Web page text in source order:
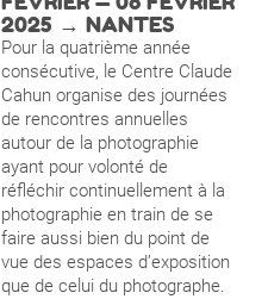
2025 → NANTES
Pour la quatrième année
consécutive, le Centre Claude
Cahun organise des journées
de rencontres annuelles
autour de la photographie
ayant pour volonté de
réfléchir continuellement à la
photographie en train de se
faire aussi bien du point de
vue des espaces d’exposition
que de celui du photographe.